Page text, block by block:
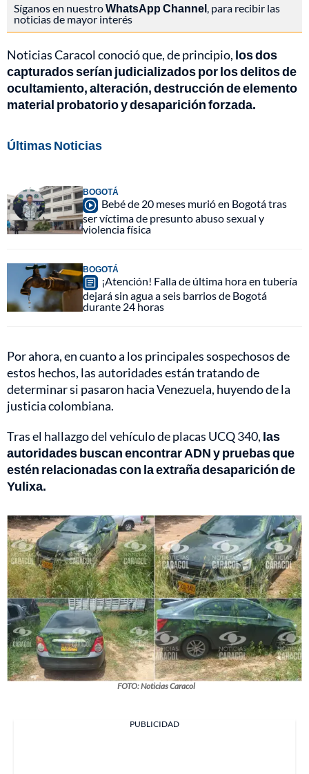
Síganos en nuestroWhatsApp Channel , para recibir las
noticias de mayor interés
Noticias Caracol conoció que, de principio, los dos
capturados serían judicializados por los delitos de
ocultamiento, alteración, destrucción de elemento
material probatorio y desaparición forzada.
Últimas Noticias
BOGOTÁ
Bebé de 20 meses murió en Bogotá tras
ser víctima de presunto abuso sexual y
violencia física
BOGOTÁ
¡Atención! Falla de última hora en tubería
dejará sin agua a seis barrios de Bogotá
durante 24 horas
Por ahora, en cuanto a los principales sospechosos de
estos hechos, las autoridades están tratando de
determinar si pasaron hacia Venezuela, huyendo de la
justicia colombiana.
Tras el hallazgo del vehículo de placas UCQ 340, las
autoridades buscan encontrar ADN y pruebas que
estén relacionadas con la extraña desaparición de
Yulixa.
FOTO: Noticias Caracol
PUBLICIDAD